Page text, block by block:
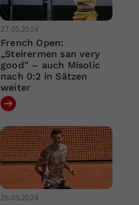
27.05.2024
French Open:
„Steirermen san very
good” – auch Misolic
nach 0:2 in Sätzen
weiter
26.05.2024